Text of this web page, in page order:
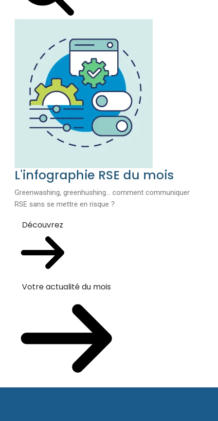
L'infographie RSE du mois
Greenwashing, greenhushing… comment communiquer
RSE sans se mettre en risque ?
Découvrez
Votre actualité du mois